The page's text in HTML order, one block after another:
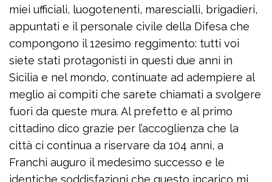
miei ufficiali, luogotenenti, marescialli, brigadieri,
appuntati e il personale civile della Difesa che
compongono il 12esimo reggimento: tutti voi
siete stati protagonisti in questi due anni in
Sicilia e nel mondo, continuate ad adempiere al
meglio ai compiti che sarete chiamati a svolgere
fuori da queste mura. Al prefetto e al primo
cittadino dico grazie per l’accoglienza che la
città ci continua a riservare da 104 anni, a
Franchi auguro il medesimo successo e le
identiche soddisfazioni che questo incarico mi